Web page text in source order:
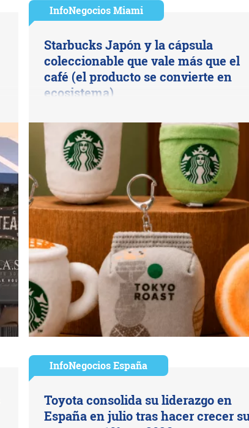
InfoNegocios Miami
Starbucks Japón y la cápsula
coleccionable que vale más que el
café (el producto se convierte en
ecosistema)
InfoNegocios España
Toyota consolida su liderazgo en
España en julio tras hacer crecer